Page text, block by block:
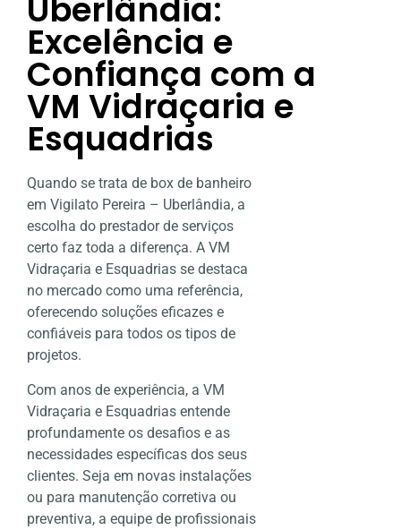
Uberlândia:
Excelência e
Confiança com a
VM Vidraçaria e
Esquadrias
Quando se trata de box de banheiro
em Vigilato Pereira – Uberlândia, a
escolha do prestador de serviços
certo faz toda a diferença. A VM
Vidraçaria e Esquadrias se destaca
no mercado como uma referência,
oferecendo soluções eficazes e
confiáveis para todos os tipos de
projetos.
Com anos de experiência, a VM
Vidraçaria e Esquadrias entende
profundamente os desafios e as
necessidades específicas dos seus
clientes. Seja em novas instalações
ou para manutenção corretiva ou
preventiva, a equipe de profissionais